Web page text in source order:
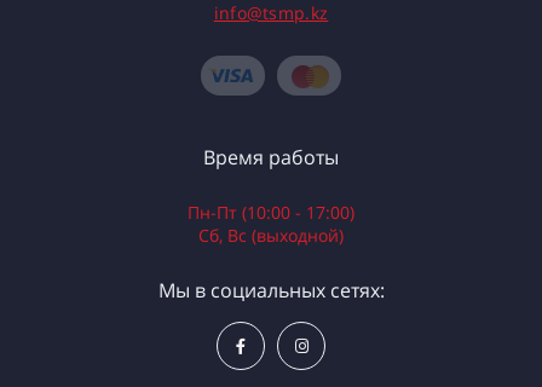
info@tsmp.kz
Время работы
Пн-Пт (10:00 - 17:00)
Сб, Вс (выходной)
Мы в социальных сетях: